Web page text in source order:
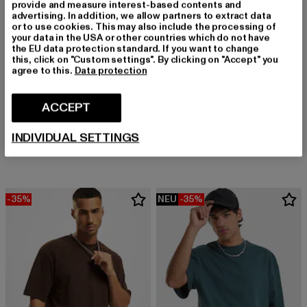
LONSDALE LONDON
LION TWO TONE
EUR 19,99
Derzeitiger Preis: EUR 19,99
-35% NEU -35%
provide and measure interest-based contents and
advertising. In addition, we allow partners to extract data
or to use cookies. This may also include the processing of
your data in the USA or other countries which do not have
the EU data protection standard. If you want to change
this, click on "Custom settings". By clicking on "Accept" you
agree to this. Data protection
ACCEPT
INDIVIDUAL SETTINGS